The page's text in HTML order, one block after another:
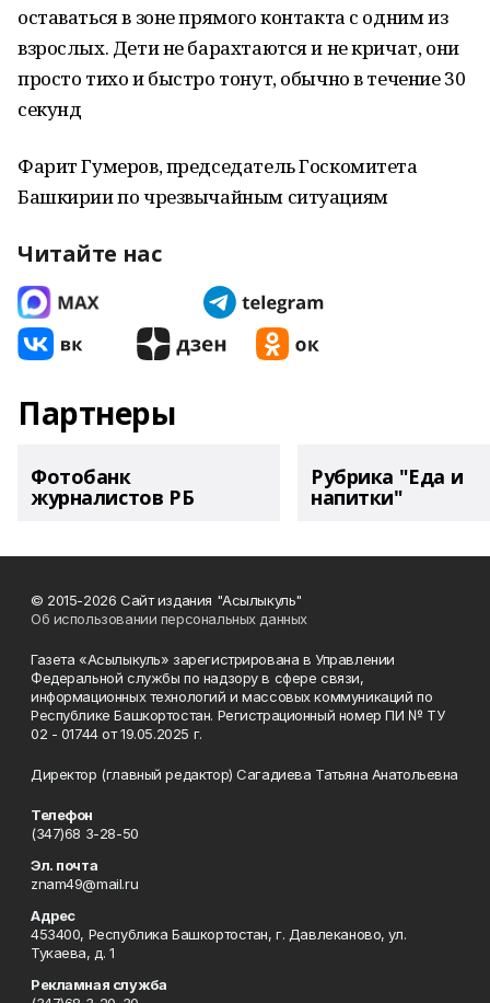
оставаться в зоне прямого контакта с одним из
взрослых. Дети не барахтаются и не кричат, они
просто тихо и быстро тонут, обычно в течение 30
секунд
Фарит Гумеров, председатель Госкомитета
Башкирии по чрезвычайным ситуациям
Читайте нас
Партнеры
Фотобанк
журналистов РБ
Рубрика "Еда и
напитки"
© 2015-2026 Сайт издания "Асылыкуль"
Об использовании персональных данных
Газета «Асылыкуль» зарегистрирована в Управлении
Федеральной службы по надзору в сфере связи,
информационных технологий и массовых коммуникаций по
Республике Башкортостан. Регистрационный номер ПИ № ТУ
02 - 01744 от 19.05.2025 г.
Директор (главный редактор) Сагадиева Татьяна Анатольевна
Телефон
(347)68 3-28-50
Эл. почта
znam49@mail.ru
Адрес
453400, Республика Башкортостан, г. Давлеканово, ул.
Тукаева, д. 1
Рекламная служба